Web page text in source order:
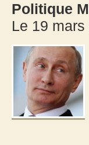
Politique
Le 19 mars